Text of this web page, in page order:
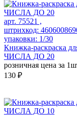
арт. 75521 ,
штрихкод:
упаковки: 1/30
Книжка-раскраска
ЧИСЛА ДО 20
розничная цена за
130 ₽